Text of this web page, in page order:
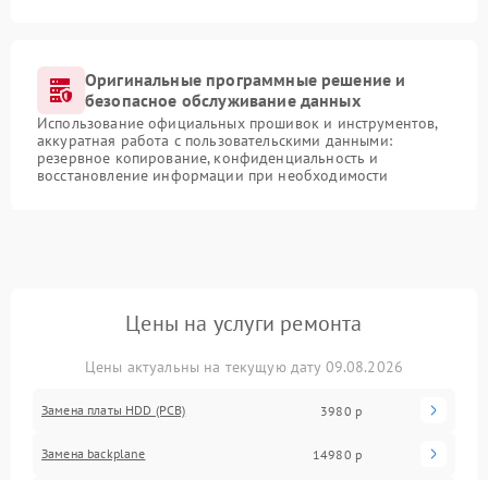
Оригинальные программные решение и
безопасное обслуживание данных
Использование официальных прошивок и инструментов,
аккуратная работа с пользовательскими данными:
резервное копирование, конфиденциальность и
восстановление информации при необходимости
Цены на услуги ремонта
Цены актуальны на текущую дату 09.08.2026
Замена платы HDD (PCB) 3980 р
Замена backplane 14980 р